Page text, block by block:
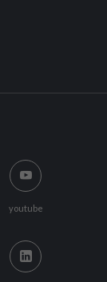
youtube